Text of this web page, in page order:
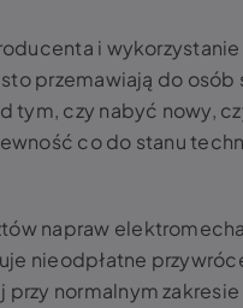
i
przemawiają do
tym, czy nabyć nowy,
co do stanu
napraw
nieodpłatne
normalnym